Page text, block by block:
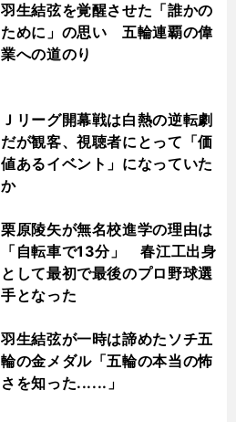
羽生結弦を覚醒させた「誰かの
ために」の思い 五輪連覇の偉
業への道のり
Ｊリーグ開幕戦は白熱の逆転劇
だが観客、視聴者にとって「価
値あるイベント」になっていた
か
栗原陵矢が無名校進学の理由は
「自転車で13分」 春江工出身
として最初で最後のプロ野球選
手となった
羽生結弦が一時は諦めたソチ五
輪の金メダル「五輪の本当の怖
さを知った......」